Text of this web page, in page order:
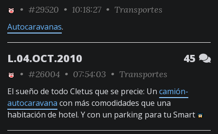
• #29520 • 10:18:27 • Transportes
Autocaravanas.
L.04.OCT.2010 45
• #26004 • 07:54:03 • Transportes
El sueño de todo Cletus que se precie: Un camión-
autocaravana con más comodidades que una
habitación de hotel. Y con un parking para tu Smart